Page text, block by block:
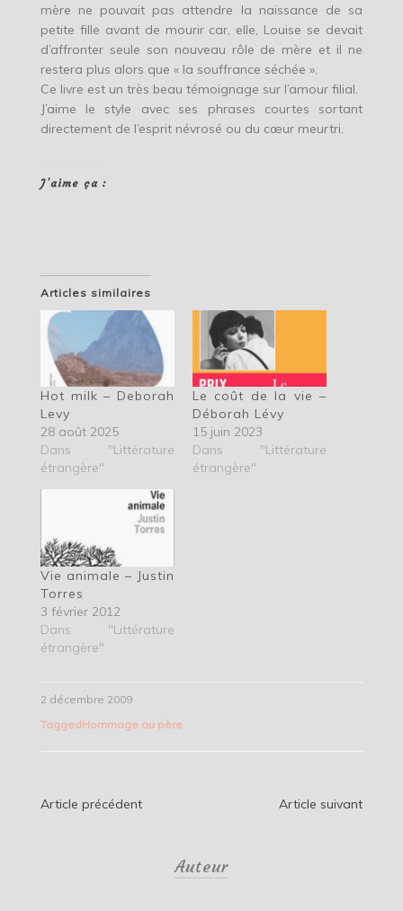
mère ne pouvait pas attendre la naissance de sa
petite fille avant de mourir car, elle, Louise se devait
d’affronter seule son nouveau rôle de mère et il ne
restera plus alors que « la souffrance séchée ».
Ce livre est un très beau témoignage sur l’amour filial.
J’aime le style avec ses phrases courtes sortant
directement de l’esprit névrosé ou du cœur meurtri.
J’aime ça :
Articles similaires
Hot milk – Deborah
Levy
28 août 2025
Dans "Littérature
étrangère"
Le coût de la vie –
Déborah Lévy
15 juin 2023
Dans "Littérature
étrangère"
Vie animale – Justin
Torres
3 février 2012
Dans "Littérature
étrangère"
2 décembre 2009
TaggedHommage au père
Navigation
Article précédent Article suivant
Auteur